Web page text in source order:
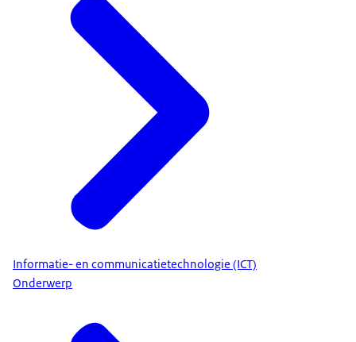
Informatie- en communicatietechnologie (ICT)
Onderwerp